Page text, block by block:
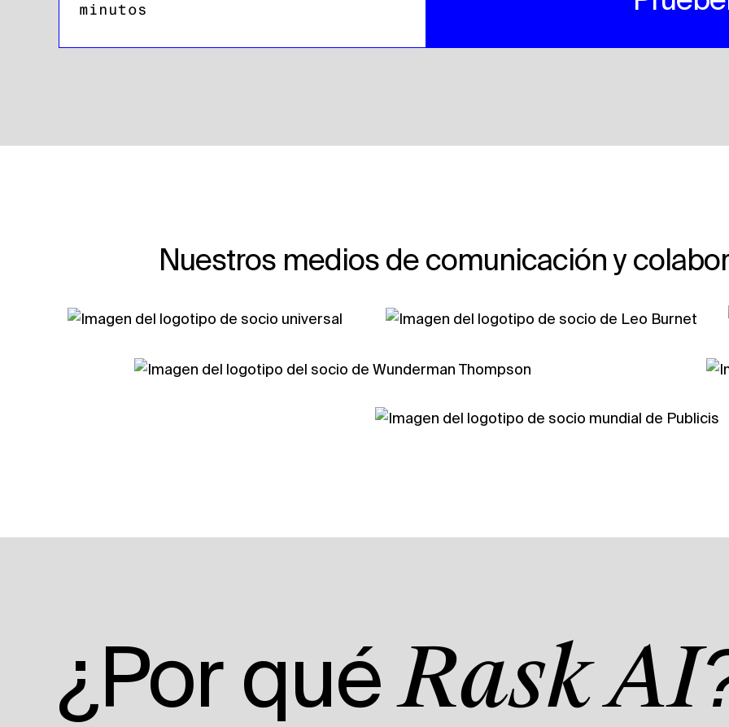
minutos
Nuestros medios de comunicación y
¿Por qué Rask